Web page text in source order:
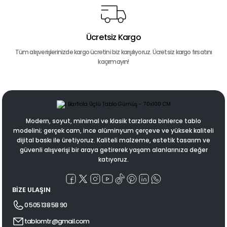
Ücretsiz Kargo
Tüm alışverişlerinizde kargo ücretini biz karşılıyoruz. Ücretsiz kargo fırsatını
kaçırmayın!
Modern, soyut, minimal ve klasik tarzlarda binlerce tablo
modelini; gerçek cam, ince alüminyum çerçeve ve yüksek kaliteli
dijital baskı ile üretiyoruz. Kaliteli malzeme, estetik tasarım ve
güvenli alışverişi bir araya getirerek yaşam alanlarınıza değer
katıyoruz.
BİZE ULAŞIN
0 505 138 58 90
tablomtr@gmail.com